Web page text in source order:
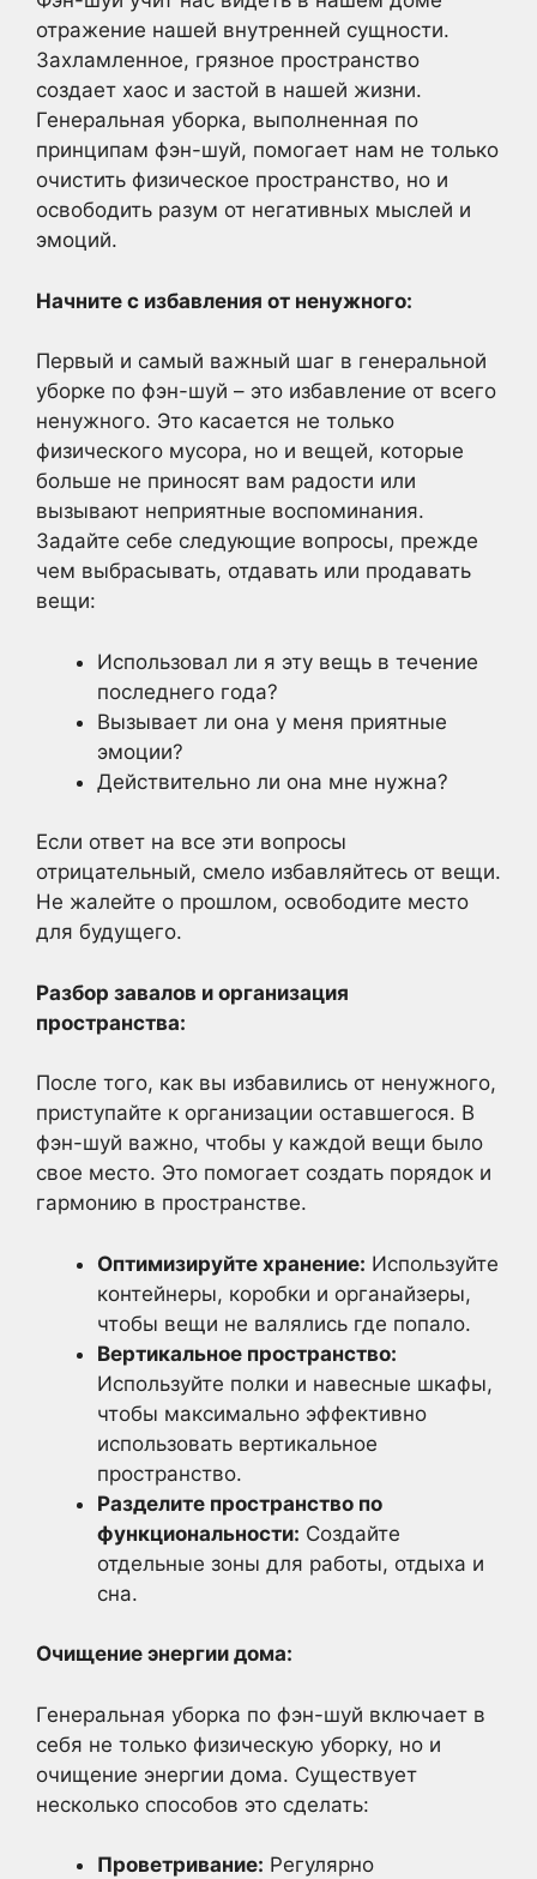
отражение нашей внутренней сущности.
Захламленное, грязное пространство
создает хаос и застой в нашей жизни.
Генеральная уборка, выполненная по
принципам фэн-шуй, помогает нам не только
очистить физическое пространство, но и
освободить разум от негативных мыслей и
эмоций.
Начните с избавления от ненужного:
Первый и самый важный шаг в генеральной
уборке по фэн-шуй – это избавление от всего
ненужного. Это касается не только
физического мусора, но и вещей, которые
больше не приносят вам радости или
вызывают неприятные воспоминания.
Задайте себе следующие вопросы, прежде
чем выбрасывать, отдавать или продавать
вещи:
Использовал ли я эту вещь в течение
последнего года?
Вызывает ли она у меня приятные
эмоции?
Действительно ли она мне нужна?
Если ответ на все эти вопросы
отрицательный, смело избавляйтесь от вещи.
Не жалейте о прошлом, освободите место
для будущего.
Разбор завалов и организация
пространства:
После того, как вы избавились от ненужного,
приступайте к организации оставшегося. В
фэн-шуй важно, чтобы у каждой вещи было
свое место. Это помогает создать порядок и
гармонию в пространстве.
Оптимизируйте хранение: Используйте
контейнеры, коробки и органайзеры,
чтобы вещи не валялись где попало.
Вертикальное пространство:
Используйте полки и навесные шкафы,
чтобы максимально эффективно
использовать вертикальное
пространство.
Разделите пространство по
функциональности: Создайте
отдельные зоны для работы, отдыха и
сна.
Очищение энергии дома:
Генеральная уборка по фэн-шуй включает в
себя не только физическую уборку, но и
очищение энергии дома. Существует
несколько способов это сделать:
Проветривание: Регулярно